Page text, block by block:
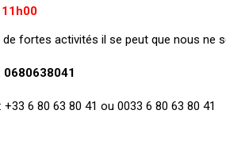
11h00
fortes activités il se peut que nous ne
0680638041
6 80 63 80 41 ou 0033 6 80 63 80 41